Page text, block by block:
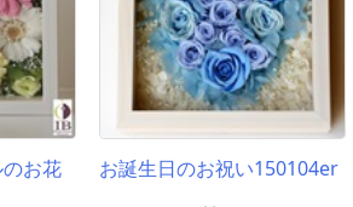
お花
お誕生日のお祝い150104er